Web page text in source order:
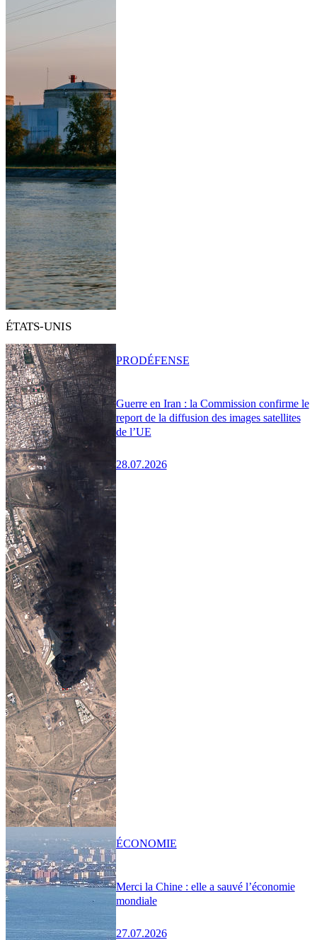
ÉTATS-UNIS
Guerre en Iran : la Commission confirme le
report de la diffusion des images satellites
de l’UE
28.07.2026
PRODÉFENSE
Merci la Chine : elle a sauvé l’économie
mondiale
27.07.2026
ÉCONOMIE